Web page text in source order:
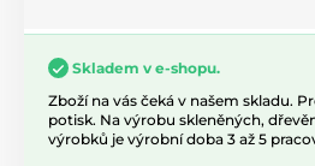
Skladem v e-shopu.
Zboží na vás čeká v našem skladu.
potisk. Na výrobu skleněných,
výrobků je výrobní doba 3 až 5